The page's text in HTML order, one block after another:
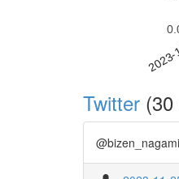
Twitter